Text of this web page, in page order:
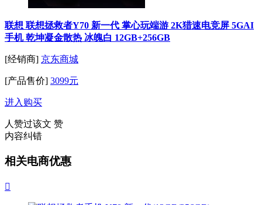
联想 联想拯救者Y70 新一代 掌心玩端游 2K猎速电竞屏 5GAI
手机 乾坤凝金散热 冰魄白 12GB+256GB
[经销商] 京东商城
[产品售价] 3099元
进入购买
人赞过该文 赞
内容纠错
相关电商优惠
